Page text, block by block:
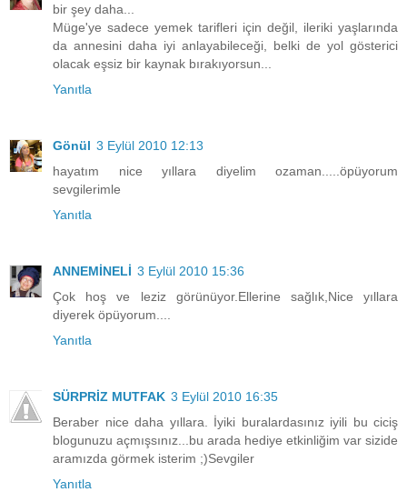
bir şey daha...
Müge'ye sadece yemek tarifleri için değil, ileriki yaşlarında
da annesini daha iyi anlayabileceği, belki de yol gösterici
olacak eşsiz bir kaynak bırakıyorsun...
Yanıtla
Gönül 3 Eylül 2010 12:13
hayatım nice yıllara diyelim ozaman.....öpüyorum
sevgilerimle
Yanıtla
ANNEMİNELİ 3 Eylül 2010 15:36
Çok hoş ve leziz görünüyor.Ellerine sağlık,Nice yıllara
diyerek öpüyorum....
Yanıtla
SÜRPRİZ MUTFAK 3 Eylül 2010 16:35
Beraber nice daha yıllara. İyiki buralardasınız iyili bu ciciş
blogunuzu açmışsınız...bu arada hediye etkinliğim var sizide
aramızda görmek isterim ;)Sevgiler
Yanıtla